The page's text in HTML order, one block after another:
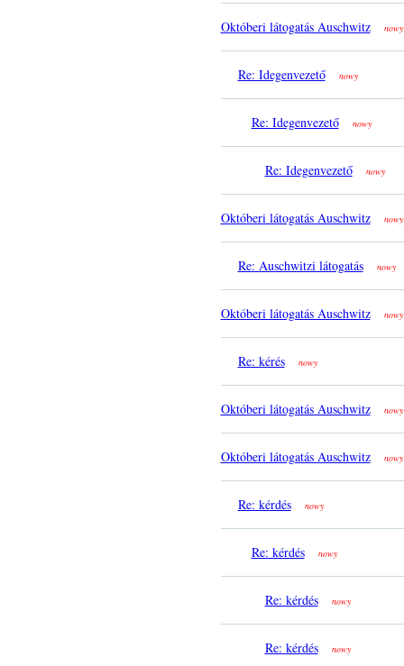
Októberi látogatás Auschwitz nowy
Re: Idegenvezető nowy
Re: Idegenvezető nowy
Re: Idegenvezető nowy
Októberi látogatás Auschwitz nowy
Re: Auschwitzi látogatás nowy
Októberi látogatás Auschwitz nowy
Re: kérés nowy
Októberi látogatás Auschwitz nowy
Októberi látogatás Auschwitz nowy
Re: kérdés nowy
Re: kérdés nowy
Re: kérdés nowy
Re: kérdés nowy